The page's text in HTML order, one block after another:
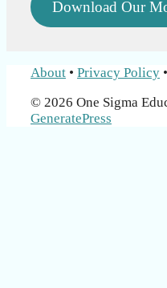
Download Our
About • Privacy Policy •
© 2026 One Sigma
GeneratePress